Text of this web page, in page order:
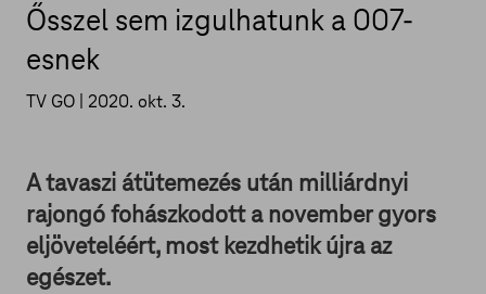
Ősszel sem izgulhatunk a 007-
esnek
TV GO | 2020. okt. 3.
A tavaszi átütemezés után milliárdnyi
rajongó fohászkodott a november gyors
eljöveteléért, most kezdhetik újra az
egészet.